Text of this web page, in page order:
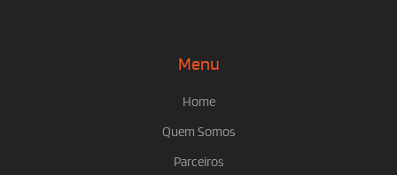
Menu
Home
Quem Somos
Parceiros